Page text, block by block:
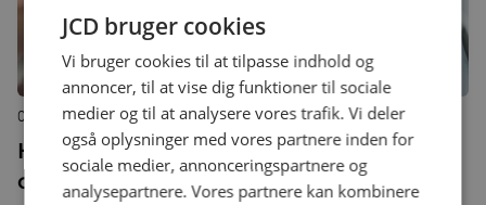
02. marts 2016
Har du en webshop, og er du
opmærksom på de nye lovkrav?
JCD bruger cookies
Vi bruger cookies til at tilpasse indhold og
annoncer, til at vise dig funktioner til sociale
medier og til at analysere vores trafik. Vi deler
også oplysninger med vores partnere inden for
sociale medier, annonceringspartnere og
analysepartnere. Vores partnere kan kombinere